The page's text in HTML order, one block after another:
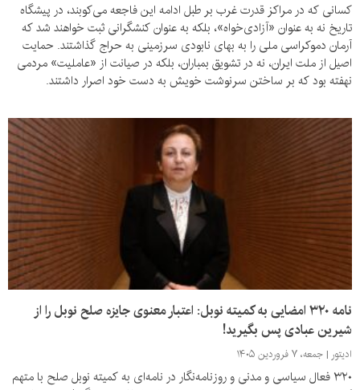
کسانی که در مراکز قدرت غرب بر طبل ادامه این فاجعه می‌کوبند، در پیشگاه
تاریخ نه به عنوان «آزادی‌خواه»، بلکه به عنوان کنشگرانی ثبت خواهند شد که
آرمان دموکراسی ملی را به بهای نابودی سرزمینی به حراج گذاشتند. حمایت
اصیل از ملت ایران، نه در تشویق بمباران، بلکه در صیانت از «عاملیت» مردمی
نهفته بود که بر ساختن سرنوشت خویش به دست خود اصرار داشتند.
نامه ۳۲۰ امضایی به کمیته نوبل: اعتبار معنوی جایزه‌ صلح نوبل را از
شیرین عبادی پس بگیرید!
ادیتور جمعه، ۷ فروردین ۱۴۰۵
۳۲۰ فعال سیاسی و مدنی و روزنامه‌نگار در نامه‌ای به کمیته‌ نوبل صلح با متهم